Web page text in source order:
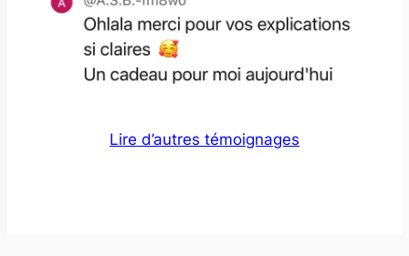
Lire d’autres témoignages